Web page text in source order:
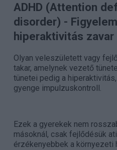
ADHD (Attention
disorder) -
hiperaktivitás zavar
Olyan veleszületett vagy
takar, amelynek vezető
tünetei pedig a
gyenge impulzuskontroll.
Ezek a gyerekek nem
másoknál, csak fejlődésük
érzékenyebbek a környezeti